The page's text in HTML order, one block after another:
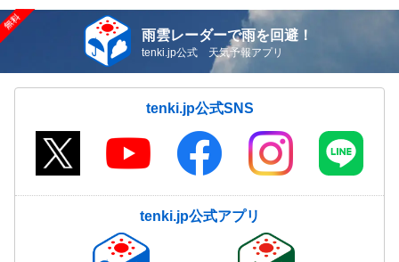
雨雲レーダーで雨を回避！
tenki.jp公式 天気予報アプリ
tenki.jp公式SNS
tenki.jp公式アプリ